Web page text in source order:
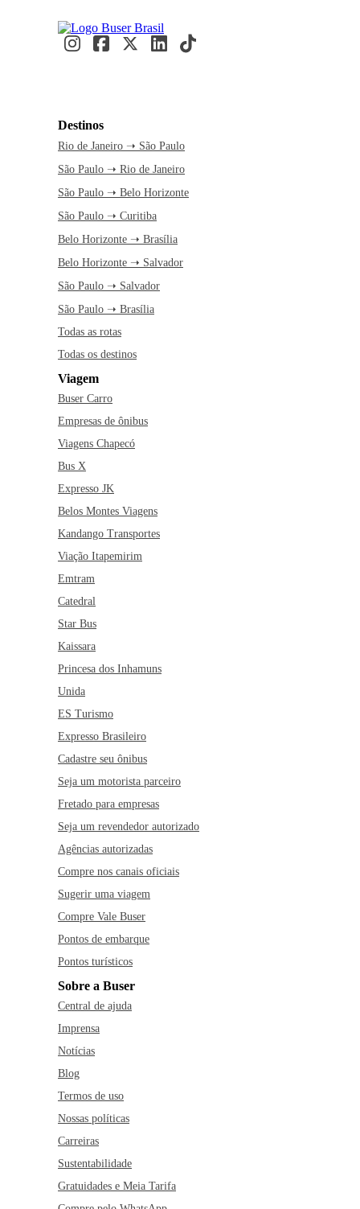
Destinos
Rio de Janeiro ➝ São Paulo
São Paulo ➝ Rio de Janeiro
São Paulo ➝ Belo Horizonte
São Paulo ➝ Curitiba
Belo Horizonte ➝ Brasília
Belo Horizonte ➝ Salvador
São Paulo ➝ Salvador
São Paulo ➝ Brasília
Todas as rotas
Todas os destinos
Viagem
Buser Carro
Empresas de ônibus
Viagens Chapecó
Bus X
Expresso JK
Belos Montes Viagens
Kandango Transportes
Viação Itapemirim
Emtram
Catedral
Star Bus
Kaissara
Princesa dos Inhamuns
Unida
ES Turismo
Expresso Brasileiro
Cadastre seu ônibus
Seja um motorista parceiro
Fretado para empresas
Seja um revendedor autorizado
Agências autorizadas
Compre nos canais oficiais
Sugerir uma viagem
Compre Vale Buser
Pontos de embarque
Pontos turísticos
Sobre a Buser
Central de ajuda
Imprensa
Notícias
Blog
Termos de uso
Nossas políticas
Carreiras
Sustentabilidade
Gratuidades e Meia Tarifa